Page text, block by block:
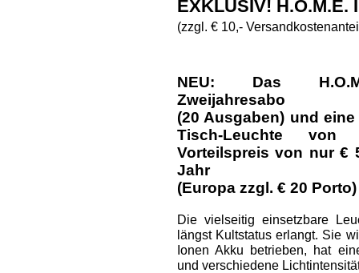
EXKLUSIV! H.O.M.E.
(zzgl. € 10,-
NEU: Das
Zweijahresabo
(20 Ausgaben) und
Tisch-Leuchte von
Vorteilspreis von nur €
Jahr
(Europa zzgl. € 20 Porto)
Die vielseitig einsetzbare
längst Kultstatus erlangt. Sie
Ionen Akku betrieben, hat
und verschiedene